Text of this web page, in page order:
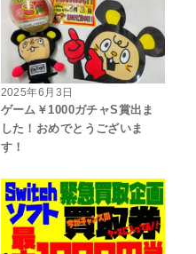
2025年6月3日
ゲーム￥1000ガチャS賞出ま
した！おめでとうございま
す！